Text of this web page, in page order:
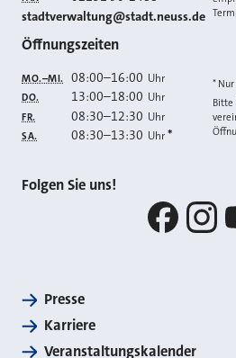
E-MAIL
stadtverwaltung@stadt.neuss.de
Öffnungszeiten
MO.–MI. 08:00–16:00 Uhr
DO. 13:00–18:00 Uhr
FR. 08:30–12:30 Uhr
SA. 08:30–13:30 Uhr *
*
Bitte
Folgen Sie uns!
Presse
Karriere
Veranstaltungskalender